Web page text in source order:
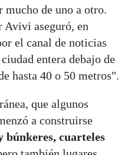
mucho de uno a otro.
aseguró, en
el canal de noticias
entera debajo de
hasta 40 o 50 metros".
que algunos
a construirse
búnkeres, cuarteles